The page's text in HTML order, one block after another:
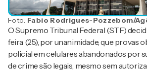
Foto: Fabio Rodrigues-Pozzebom/
O Supremo Tribunal Federal (STF)
feira (25), por unanimidade, que provas
policial em celulares abandonados por
de crime são legais, mesmo sem